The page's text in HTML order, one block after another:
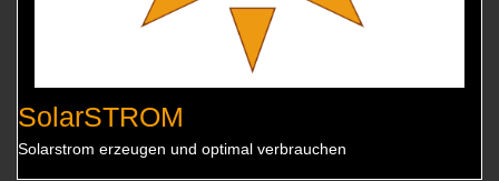
SolarSTROM
Solarstrom erzeugen und optimal verbrauchen